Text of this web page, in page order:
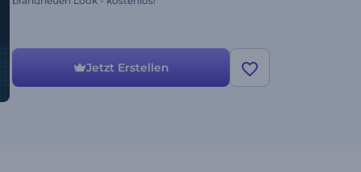
Jetzt Erstellen